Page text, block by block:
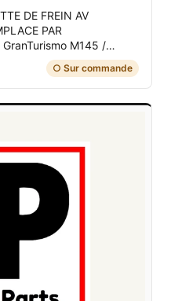
DE FREIN AV
PAR
M145 /
○ Sur commande